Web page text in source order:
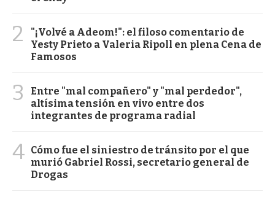
2
"¡Volvé a Adeom!": el filoso comentario de
Yesty Prieto a Valeria Ripoll en plena Cena de
Famosos
3
Entre "mal compañero" y "mal perdedor",
altísima tensión en vivo entre dos
integrantes de programa radial
4 Cómo fue el siniestro de tránsito por el que
murió Gabriel Rossi, secretario general de
Drogas